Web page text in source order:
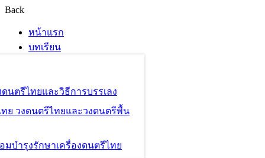
Back
หน้าแรก
บทเรียน
ดนตรีไทยและวิธีการบรรเลง
ทย วงดนตรีไทยและวงดนตรีพื้น
มบำรุงรักษาเครื่องดนตรีไทย